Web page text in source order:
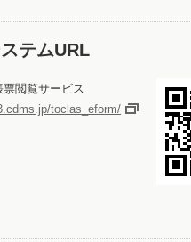
テムURL
票閲覧サービス
toclas_eform/